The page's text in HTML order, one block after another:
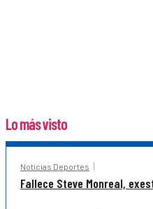
Lo más visto
Noticias Deportes
Fallece Steve Monreal,